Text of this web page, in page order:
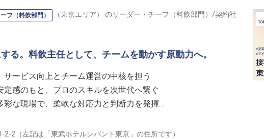
ンドを創り上げる。マネジメントの本質に挑む】
す。
でなく、変化する顧客ニーズを捉えたPDCAサイクルを回し、
いくやりがいのある役割です。
プのネットワークを活かし、マネージャーとしてさらなる高み
営基盤の下で、あなたの経験とスキルを存分に発揮しません
フ（料飲部門）
マネジメント（東京エリア） のリーダー・チーフ（料飲部門） /契約社
る。料飲主任として、チームを動かす原動力へ。
ービス向上とチーム運営の中核を担う
感のもと、プロのスキルを次世代へ繋ぐ
彩な現場で、柔軟な対応力と判断力を発揮
プ施設で、理想のキャリアステップを。
2-2（左記は「東武ホテルレバント東京」の住所です）